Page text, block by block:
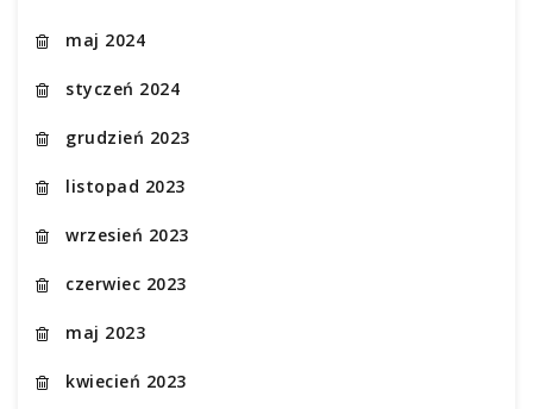
maj 2024
styczeń 2024
grudzień 2023
listopad 2023
wrzesień 2023
czerwiec 2023
maj 2023
kwiecień 2023